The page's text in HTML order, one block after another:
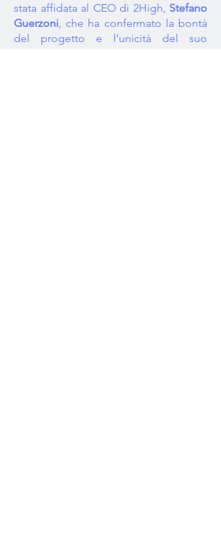
stata affidata al CEO di 2High, Stefano
Guerzoni, che ha confermato la bontà
del progetto e l’unicità del suo